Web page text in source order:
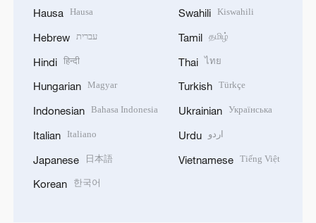
Hausa Hausa
Hebrew עברית
Hindi हिन्दी
Hungarian Magyar
Indonesian Bahasa Indonesia
Italian Italiano
Japanese 日本語
Korean 한국어
Swahili Kiswahili
Tamil தமிழ்
Thai ไทย
Turkish Türkçe
Ukrainian Українська
Urdu اردو
Vietnamese Tiếng Việt